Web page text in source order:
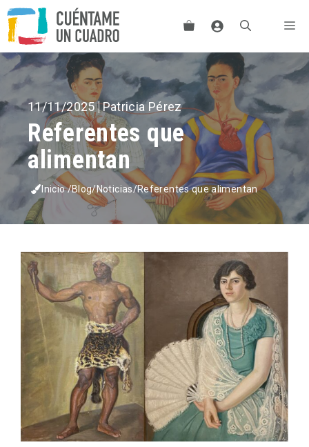
Saltar
al
contenido
11/11/2025 Patricia Pérez
Referentes que
alimentan
Inicio/Blog/Noticias/Referentes que alimentan